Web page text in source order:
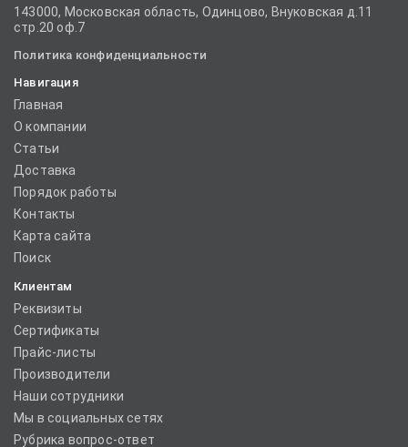
143000, Московская область, Одинцово, Внуковская д.11
стр.20 оф.7
Политика конфиденциальности
Навигация
Главная
О компании
Статьи
Доставка
Порядок работы
Контакты
Карта сайта
Поиск
Клиентам
Реквизиты
Сертификаты
Прайс-листы
Производители
Наши сотрудники
Мы в социальных сетях
Рубрика вопрос-ответ